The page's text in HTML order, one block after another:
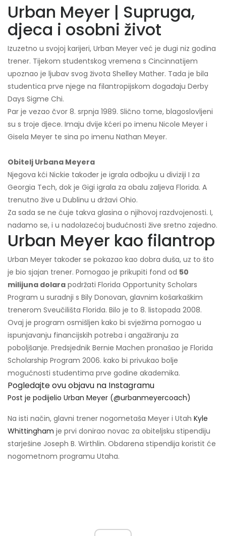
Urban Meyer | Supruga,
djeca i osobni život
Izuzetno u svojoj karijeri, Urban Meyer već je dugi niz godina
trener. Tijekom studentskog vremena s Cincinnatijem
upoznao je ljubav svog života Shelley Mather. Tada je bila
studentica prve njege na filantropijskom događaju Derby
Days Sigme Chi.
Par je vezao čvor 8. srpnja 1989. Slično tome, blagoslovljeni
su s troje djece. Imaju dvije kćeri po imenu Nicole Meyer i
Gisela Meyer te sina po imenu Nathan Meyer.
Obitelj Urbana Meyera
Njegova kći Nickie također je igrala odbojku u diviziji I za
Georgia Tech, dok je Gigi igrala za obalu zaljeva Florida. A
trenutno žive u Dublinu u državi Ohio.
Za sada se ne čuje takva glasina o njihovoj razdvojenosti. I,
nadamo se, i u nadolazećoj budućnosti žive sretno zajedno.
Urban Meyer kao filantrop
Urban Meyer također se pokazao kao dobra duša, uz to što
je bio sjajan trener. Pomogao je prikupiti fond od 50
milijuna dolara podržati Florida Opportunity Scholars
Program u suradnji s Bily Donovan, glavnim košarkaškim
trenerom Sveučilišta Florida. Bilo je to 8. listopada 2008.
Ovaj je program osmišljen kako bi svježima pomogao u
ispunjavanju financijskih potreba i angažiranju za
poboljšanje. Predsjednik Bernie Machen pronašao je Florida
Scholarship Program 2006. kako bi privukao bolje
mogućnosti studentima prve godine akademika.
Pogledajte ovu objavu na Instagramu
Post je podijelio Urban Meyer (@urbanmeyercoach)
Na isti način, glavni trener nogometaša Meyer i Utah Kyle
Whittingham je prvi donirao novac za obiteljsku stipendiju
starješine Joseph B. Wirthlin. Obdarena stipendija koristit će
nogometnom programu Utaha.